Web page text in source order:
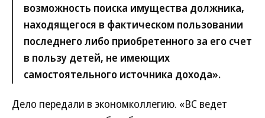
возможность поиска имущества должника,
находящегося в фактическом пользовании
последнего либо приобретенного за его счет
в пользу детей, не имеющих
самостоятельного источника дохода».
Дело передали в экономколлегию. «ВС ведет